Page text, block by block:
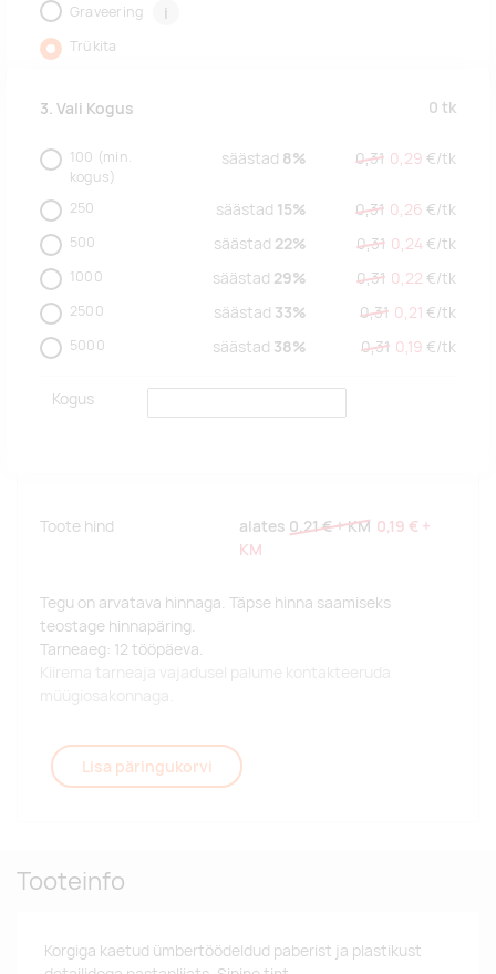
Graveering i
Trükita
3. Vali Kogus 0 tk
100 (min.
kogus)
säästad 8% 0,31 0,29 €/tk
250 säästad 15% 0,31 0,26 €/tk
500 säästad 22% 0,31 0,24 €/tk
1000 säästad 29% 0,31 0,22 €/tk
2500 säästad 33% 0,31 0,21 €/tk
5000 säästad 38% 0,31 0,19 €/tk
Kogus
Toote hind alates 0,21 €+ KM 0,19 € +
KM
Tegu on arvatava hinnaga. Täpse hinna saamiseks
teostage hinnapäring.
Tarneaeg: 12 tööpäeva.
Kiirema tarneaja vajadusel palume kontakteeruda
müügiosakonnaga.
Lisa päringukorvi
Tooteinfo
Korgiga kaetud ümbertöödeldud paberist ja plastikust